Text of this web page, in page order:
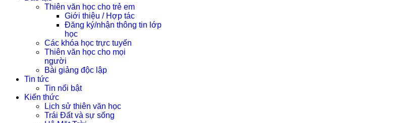
Thiên văn học cho trẻ em
Giới thiệu / Hợp tác
Đăng ký/nhận thông tin lớp
học
Các khóa học trực tuyến
Thiên văn học cho mọi
người
Bài giảng độc lập
Tin tức
Tin nổi bật
Kiến thức
Lịch sử thiên văn học
Trái Đất và sự sống